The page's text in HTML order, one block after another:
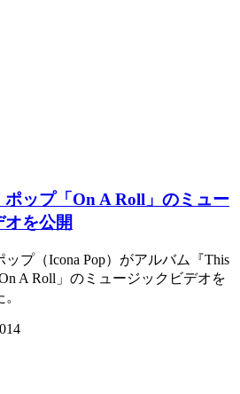
ポップ「On A Roll」のミュー
オを公開
ップ（Icona Pop）がアルバム『This
A Roll」のミュージックビデオを